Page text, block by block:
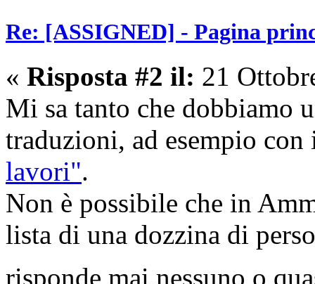
Re: [ASSIGNED] - Pagina
« Risposta #2 il: 21
Mi sa tanto che dobbiamo
traduzioni, ad esempio
lavori".
Non è possibile che in
lista di una dozzina di
risponde mai nessuno o